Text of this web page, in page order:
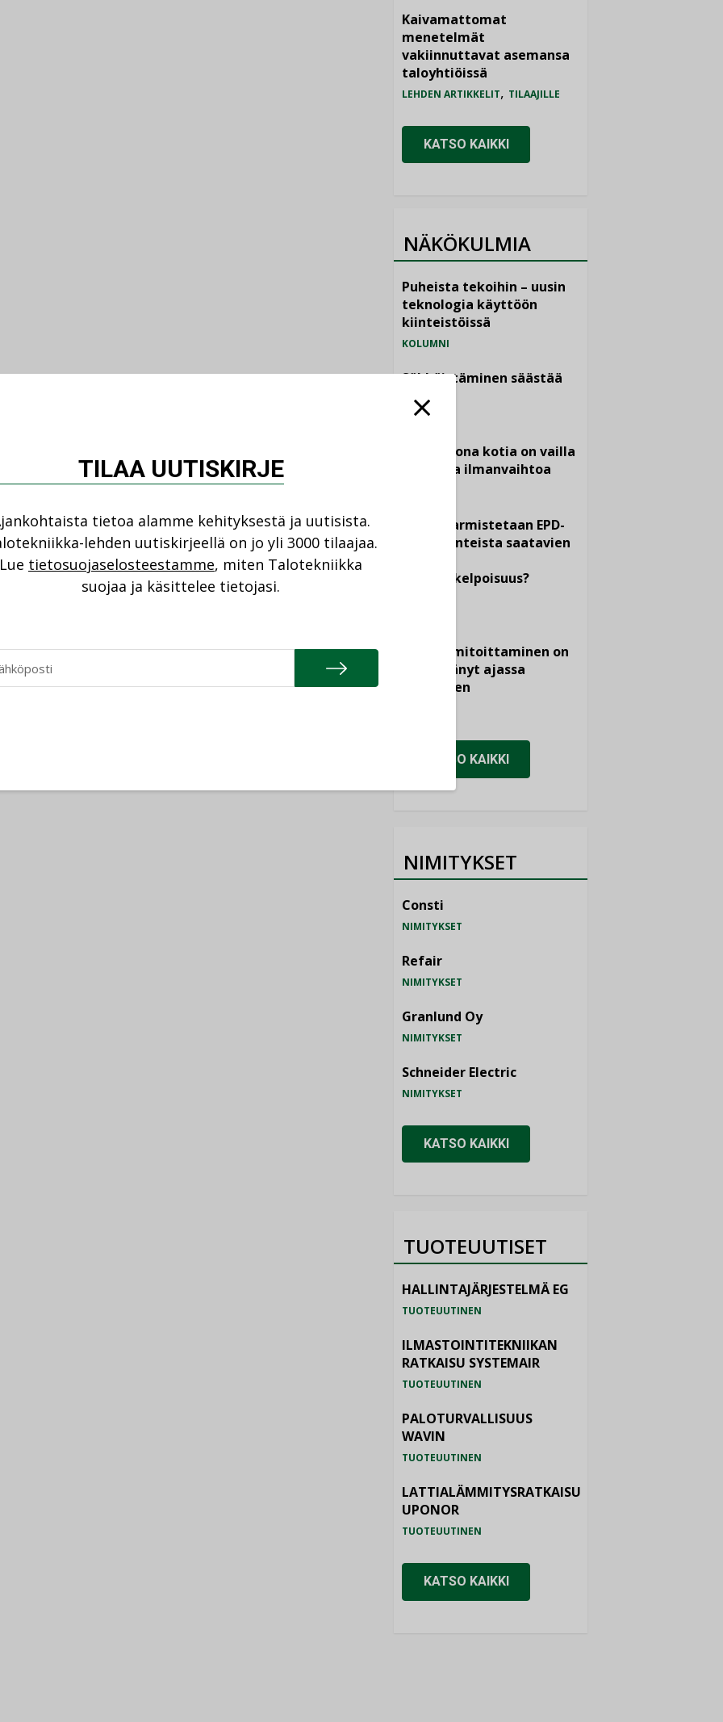
Kaivamattomat
menetelmät
vakiinnuttavat asemansa
taloyhtiöissä
LEHDEN ARTIKKELIT, TILAAJILLE
KATSO KAIKKI
NÄKÖKULMIA
Puheista tekoihin – uusin
teknologia käyttöön
kiinteistöissä
KOLUMNI
Sähköistäminen säästää
euroja
KOLUMNI
Yli miljoona kotia on vailla
toimivaa ilmanvaihtoa
Miten varmistetaan EPD-
dokumenteista saatavien
vertailukelpoisuus?
viemärimitoittaminen on
jämähtänyt ajassa
paikalleen
KATSO KAIKKI
NIMITYKSET
Consti
NIMITYKSET
Refair
NIMITYKSET
Granlund Oy
NIMITYKSET
Schneider Electric
NIMITYKSET
KATSO KAIKKI
TUOTEUUTISET
HALLINTAJÄRJESTELMÄ EG
TUOTEUUTINEN
ILMASTOINTITEKNIIKAN
RATKAISU SYSTEMAIR
TUOTEUUTINEN
PALOTURVALLISUUS
WAVIN
TUOTEUUTINEN
LATTIALÄMMITYSRATKAISU
UPONOR
TUOTEUUTINEN
KATSO KAIKKI
TILAA UUTISKIRJE
tietoa alamme kehityksestä ja uutisista.
lehden uutiskirjeellä on jo yli 3000 tilaajaa.
Lue tietosuojaselosteestamme, miten Talotekniikka
suojaa ja käsittelee tietojasi.